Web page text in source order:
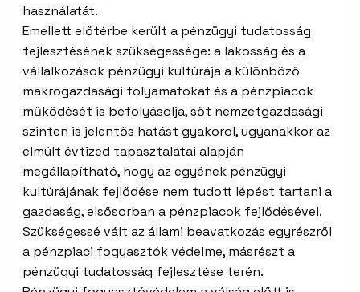
használatát.
Emellett előtérbe került a pénzügyi tudatosság
fejlesztésének szükségessége: a lakosság és a
vállalkozások pénzügyi kultúrája a különböző
makrogazdasági folyamatokat és a pénzpiacok
működését is befolyásolja, sőt nemzetgazdasági
szinten is jelentős hatást gyakorol, ugyanakkor az
elmúlt évtized tapasztalatai alapján
megállapítható, hogy az egyének pénzügyi
kultúrájának fejlődése nem tudott lépést tartani a
gazdaság, elsősorban a pénzpiacok fejlődésével.
Szükségessé vált az állami beavatkozás egyrészről
a pénzpiaci fogyasztók védelme, másrészt a
pénzügyi tudatosság fejlesztése terén.